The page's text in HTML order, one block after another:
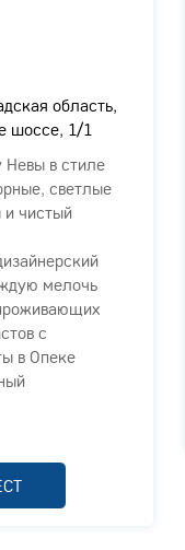
область,
шоссе, 1/1
Невы в стиле
светлые
чистый
мелочь
с
в Опеке